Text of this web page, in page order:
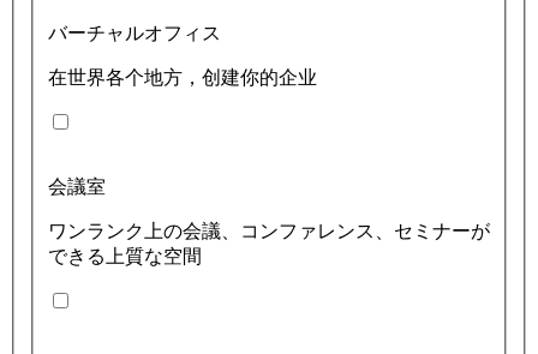
バーチャルオフィス
在世界各个地方，创建你的企业
会議室
ワンランク上の会議、コンファレンス、セミナーが
できる上質な空間